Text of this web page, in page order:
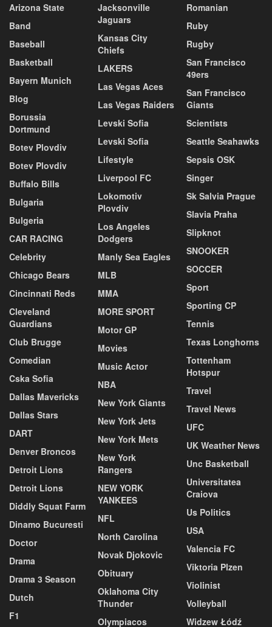
Arizona State
Band
Baseball
Basketball
Bayern Munich
Blog
Borussia
Dortmund
Botev Plovdiv
Botev Plovdiv
Buffalo Bills
Bulgaria
Bulgeria
CAR RACING
Celebrity
Chicago Bears
Cincinnati Reds
Cleveland
Guardians
Club Brugge
Comedian
Cska Sofia
Dallas Mavericks
Dallas Stars
DART
Denver Broncos
Detroit Lions
Detroit Lions
Diddly Squat Farm
Dinamo Bucuresti
Doctor
Drama
Drama 3 Season
Dutch
F1
Jacksonville
Jaguars
Kansas City
Chiefs
LAKERS
Las Vegas Aces
Las Vegas Raiders
Levski Sofia
Levski Sofia
Lifestyle
Liverpool FC
Lokomotiv
Plovdiv
Los Angeles
Dodgers
Manly Sea Eagles
MLB
MMA
MORE SPORT
Motor GP
Movies
Music Actor
NBA
New York Giants
New York Jets
New York Mets
New York
Rangers
NEW YORK
YANKEES
NFL
North Carolina
Novak Djokovic
Obituary
Oklahoma City
Thunder
Olympiacos
Romanian
Ruby
Rugby
San Francisco
49ers
San Francisco
Giants
Scientists
Seattle Seahawks
Sepsis OSK
Singer
Sk Salvia Prague
Slavia Praha
Slipknot
SNOOKER
SOCCER
Sport
Sporting CP
Tennis
Texas Longhorns
Tottenham
Hotspur
Travel
Travel News
UFC
UK Weather News
Unc Basketball
Universitatea
Craiova
Us Politics
USA
Valencia FC
Viktoria Plzen
Violinist
Volleyball
Widzew Łódź